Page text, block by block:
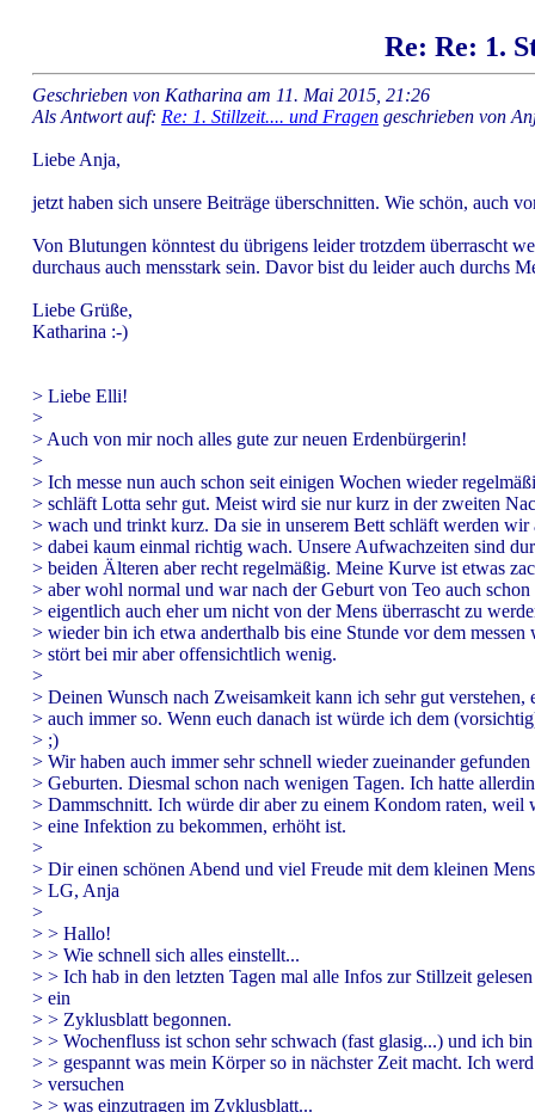
Re: Re: 1.
Geschrieben von Katharina am 11. Mai 2015, 21:26
Als Antwort auf: Re: 1. Stillzeit.... und Fragen geschrieben von
Liebe Anja,
jetzt haben sich unsere Beiträge überschnitten. Wie schön, auch
Von Blutungen könntest du übrigens leider trotzdem überrascht
durchaus auch mensstark sein. Davor bist du leider auch durchs
Liebe Grüße,
Katharina :-)
> Liebe Elli!
>
> Auch von mir noch alles gute zur neuen Erdenbürgerin!
>
> Ich messe nun auch schon seit einigen Wochen wieder
> schläft Lotta sehr gut. Meist wird sie nur kurz in der zweiten
> wach und trinkt kurz. Da sie in unserem Bett schläft werden wir
> dabei kaum einmal richtig wach. Unsere Aufwachzeiten sind
> beiden Älteren aber recht regelmäßig. Meine Kurve ist etwas
> aber wohl normal und war nach der Geburt von Teo auch schon
> eigentlich auch eher um nicht von der Mens überrascht zu
> wieder bin ich etwa anderthalb bis eine Stunde vor dem messen
> stört bei mir aber offensichtlich wenig.
>
> Deinen Wunsch nach Zweisamkeit kann ich sehr gut verstehen,
> auch immer so. Wenn euch danach ist würde ich dem
> ;)
> Wir haben auch immer sehr schnell wieder zueinander gefunden
> Geburten. Diesmal schon nach wenigen Tagen. Ich hatte
> Dammschnitt. Ich würde dir aber zu einem Kondom raten, weil
> eine Infektion zu bekommen, erhöht ist.
>
> Dir einen schönen Abend und viel Freude mit dem kleinen
> LG, Anja
>
> > Hallo!
> > Wie schnell sich alles einstellt...
> > Ich hab in den letzten Tagen mal alle Infos zur Stillzeit
> ein
> > Zyklusblatt begonnen.
> > Wochenfluss ist schon sehr schwach (fast glasig...) und ich
> > gespannt was mein Körper so in nächster Zeit macht. Ich
> versuchen
> > was einzutragen im Zyklusblatt...